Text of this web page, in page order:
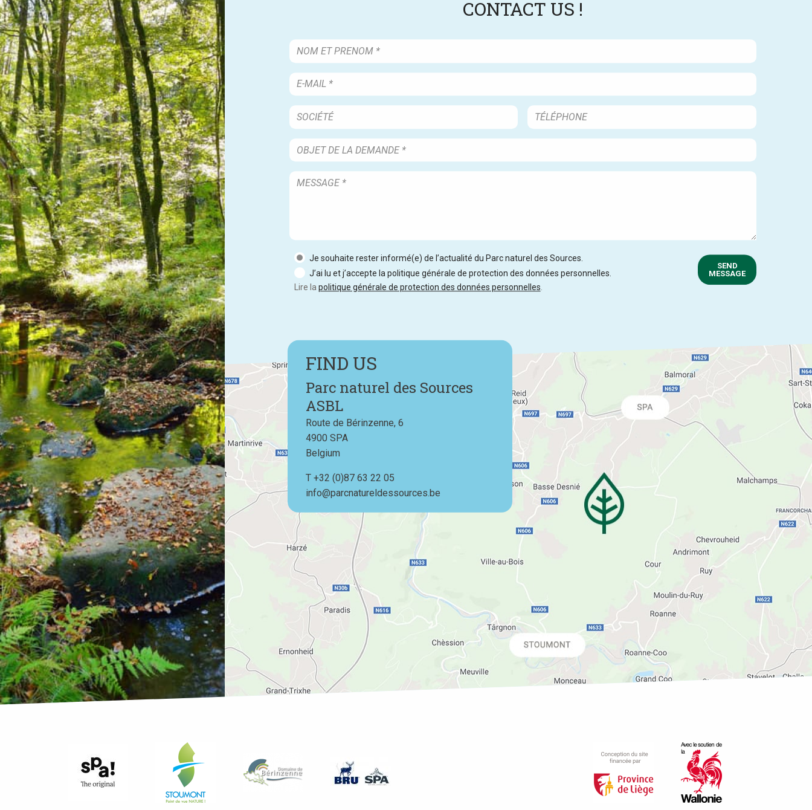
CONTACT US !
Je souhaite rester informé(e) de l’actualité du Parc naturel des Sources.
J’ai lu et j’accepte la politique générale de protection des données personnelles.
Lire la politique générale de protection des données personnelles
SEND
MESSAGE
FIND US
Parc naturel des Sources
ASBL
Route de Bérinzenne, 6
4900 SPA
Belgium
T Téléphone
+32 (0)87 63 22 05
info@parcnatureldessources.be